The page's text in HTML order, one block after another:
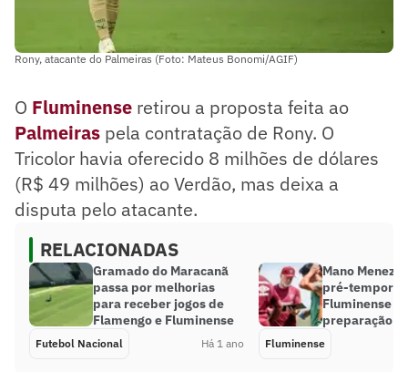
Rony, atacante do Palmeiras (Foto: Mateus Bonomi/AGIF)
O Fluminense retirou a proposta feita ao
Palmeiras pela contratação de Rony. O
Tricolor havia oferecido 8 milhões de dólares
(R$ 49 milhões) ao Verdão, mas deixa a
disputa pelo atacante.
RELACIONADAS
Gramado do Maracanã
passa por melhorias
para receber jogos de
Flamengo e Fluminense
Futebol Nacional Há 1 ano
Mano
pré-
Fluminense e
preparação
Fluminense